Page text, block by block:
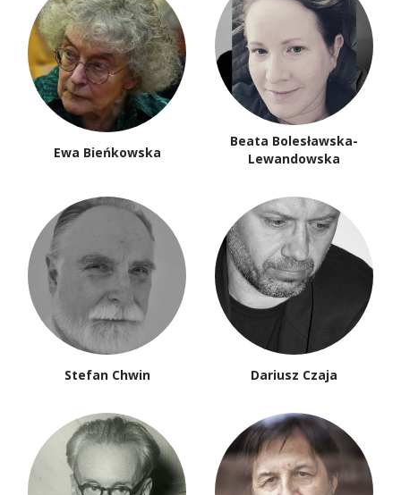
Ewa Bieńkowska
Beata Bolesławska-
Lewandowska
Stefan Chwin Dariusz Czaja